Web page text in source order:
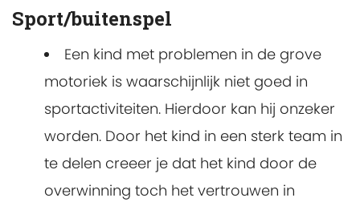
Sport/buitenspel
Een kind met problemen in de grove
motoriek is waarschijnlijk niet goed in
sportactiviteiten. Hierdoor kan hij onzeker
worden. Door het kind in een sterk team in
te delen creeer je dat het kind door de
overwinning toch het vertrouwen in